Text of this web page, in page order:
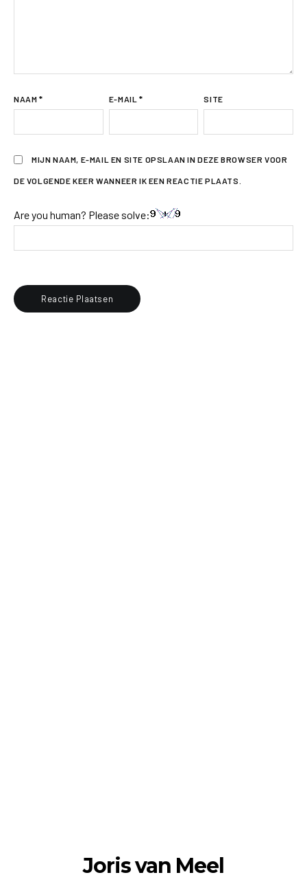
NAAM * E-MAIL * SITE
MIJN NAAM, E-MAIL EN SITE OPSLAAN IN DEZE BROWSER VOOR
DE VOLGENDE KEER WANNEER IK EEN REACTIE PLAATS.
Are you human? Please solve:
Joris van Meel